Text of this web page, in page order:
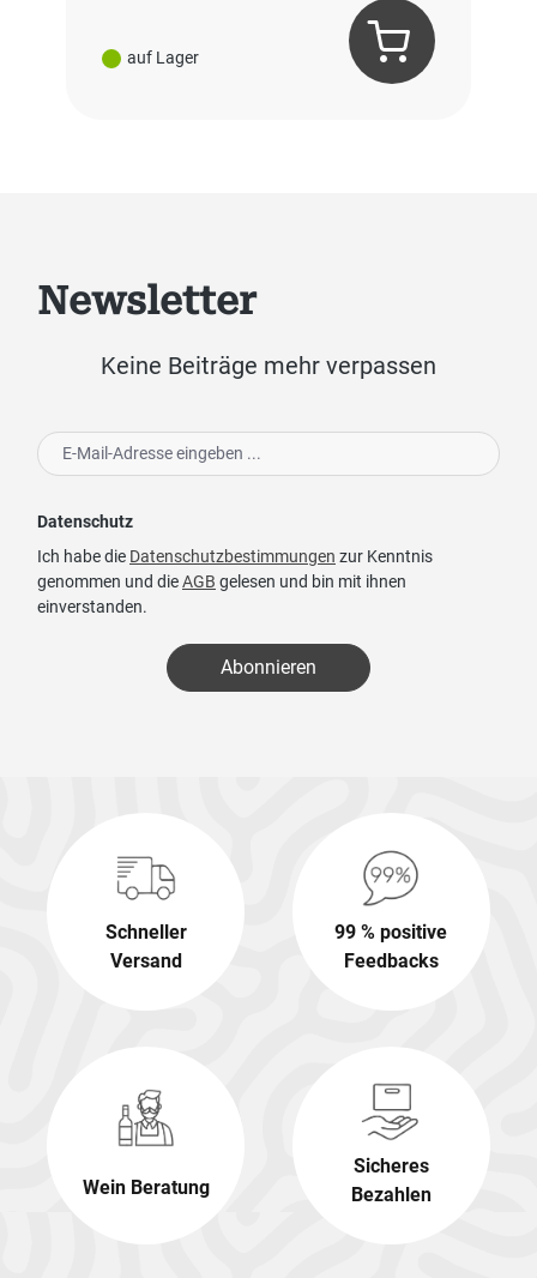
auf Lager
Newsletter
Keine Beiträge mehr verpassen
Datenschutz
Ich habe die Datenschutzbestimmungen zur Kenntnis
genommen und dieAGB gelesen und bin mit ihnen
einverstanden.
Abonnieren
Schneller
Versand
99 % positive
Feedbacks
Wein Beratung
Sicheres
Bezahlen